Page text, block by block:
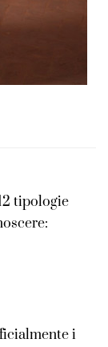
tipologie
i